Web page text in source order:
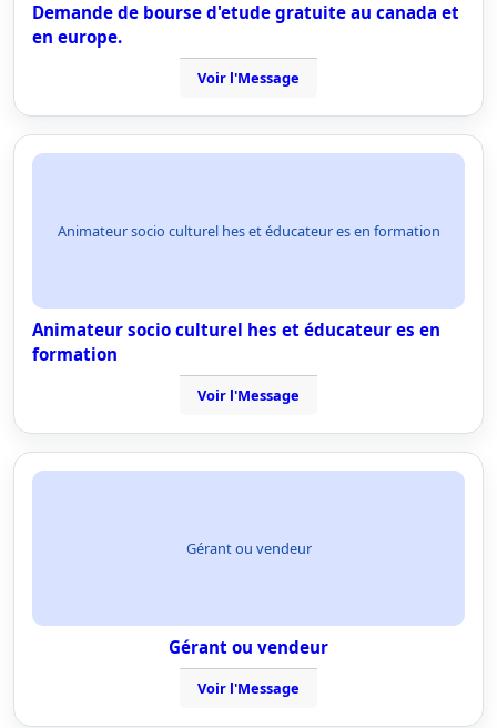
Demande de bourse d'etude gratuite au canada et
en europe.
Voir l'Message
Animateur socio culturel hes et éducateur es en formation
Animateur socio culturel hes et éducateur es en
formation
Voir l'Message
Gérant ou vendeur
Gérant ou vendeur
Voir l'Message